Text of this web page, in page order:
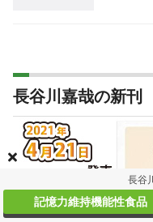
長谷川嘉哉の新刊
長谷
記憶力維持機能性食品